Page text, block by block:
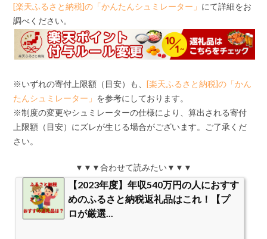
[楽天ふるさと納税]の「かんたんシュミレーター」 にて詳細をお
調べください。
※いずれの寄付上限額（目安）も、[楽天ふるさと納税]の「かん
たんシュミレーター」 を参考にしております。
※制度の変更やシュミレーターの仕様により、算出される寄付
上限額（目安）にズレが生じる場合がございます。ご了承くだ
さい。
▼▼▼合わせて読みたい▼▼▼
【2023年度】年収540万円の人におすす
めのふるさと納税返礼品はこれ！【プ
ロが厳選...